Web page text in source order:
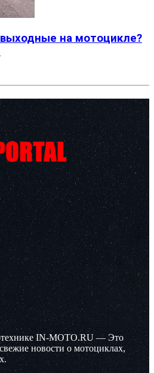
выходные на мотоцикле?
IN-MOTO.RU — Это
новости о мотоциклах,